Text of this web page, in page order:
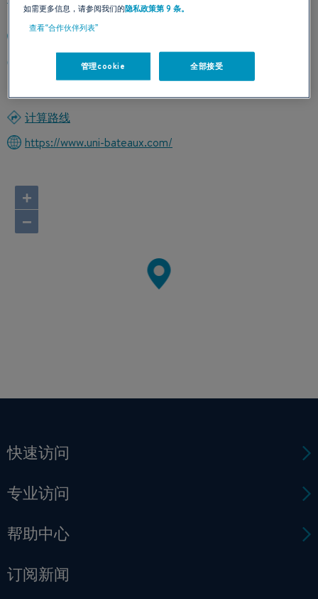
UNION NAUTIQUE INSULAIRE Effrico
20167 SARROLA CARCOPINO
计算路线
https://www.uni-bateaux.com/
+
−
快速访问
专业访问
帮助中心
订阅新闻
如需更多信息，请参阅我们的隐私政策第 9 条。
查看“合作伙伴列表”
管理cookie 全部接受